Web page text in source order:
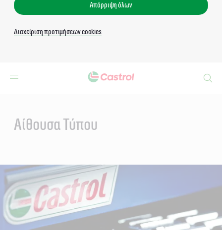
Απόρριψη όλων
Διαχείριση προτιμήσεων cookies
Αίθουσα Τύπου